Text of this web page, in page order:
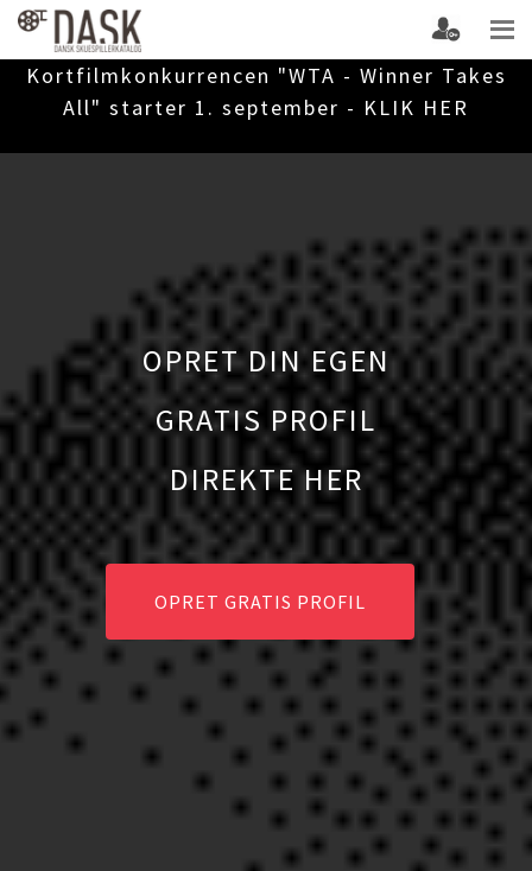
Kortfilmkonkurrencen "WTA - Winner Takes
All" starter 1. september - KLIK HER
OPRET DIN EGEN
GRATIS PROFIL
DIREKTE HER
OPRET GRATIS PROFIL